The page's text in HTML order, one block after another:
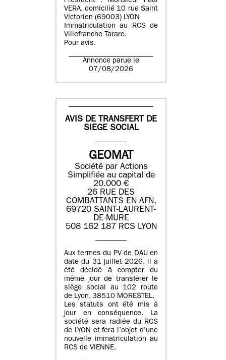
VERA, domicilié 10 rue Saint
Victorien (69003) LYON
Immatriculation au RCS de
Villefranche Tarare.
Pour avis.
Annonce parue le
07/08/2026
AVIS DE TRANSFERT DE
SIEGE SOCIAL
GEOMAT
Société par Actions
Simplifiée au capital de
20.000 €
26 RUE DES
COMBATTANTS EN AFN,
69720 SAINT-LAURENT-
DE-MURE
508 162 187 RCS LYON
Aux termes du PV de DAU en
date du 31 juillet 2026, il a
été décidé à compter du
même jour de transférer le
siège social au 102 route
de Lyon, 38510 MORESTEL.
Les statuts ont été mis à
jour en conséquence. La
société sera radiée du RCS
de LYON et fera l’objet d’une
nouvelle immatriculation au
RCS de VIENNE.